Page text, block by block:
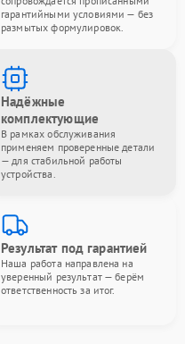
гарантийными условиями — без
размытых формулировок.
Надёжные
комплектующие
В рамках обслуживания
применяем проверенные детали
— для стабильной работы
устройства.
Результат под гарантией
Наша работа направлена на
уверенный результат — берём
ответственность за итог.